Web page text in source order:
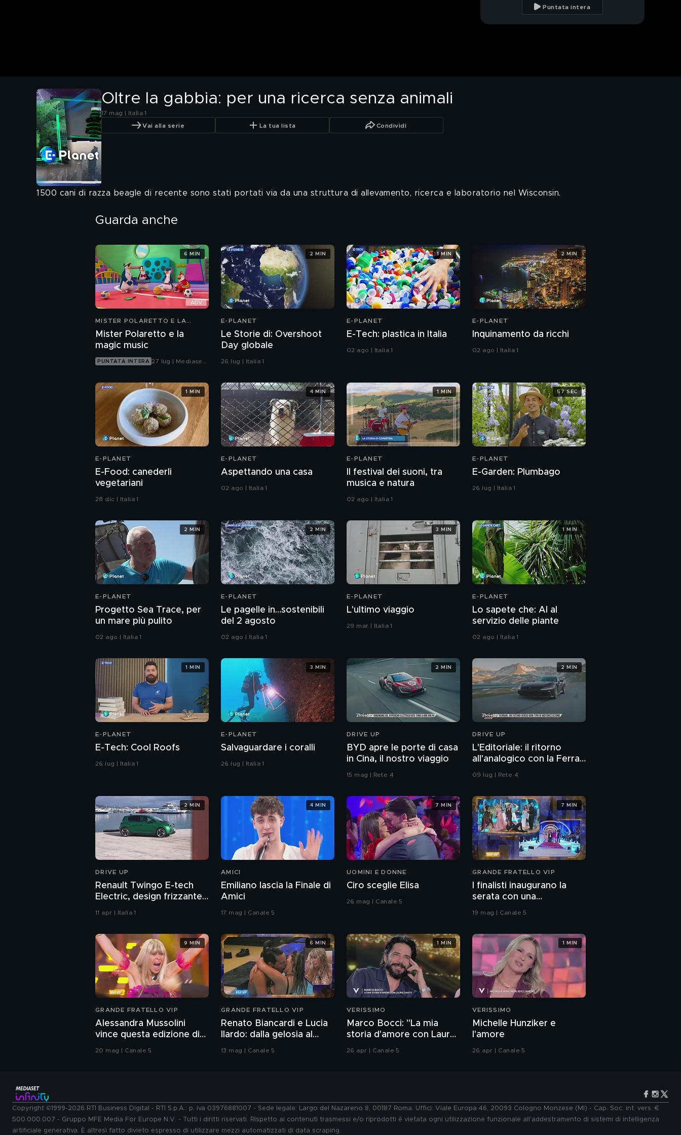
Puntata intera
Oltre la gabbia: per una ricerca senza animali
17 mag | Italia 1
Vai alla serie La tua lista Condividi
1500 cani di razza beagle di recente sono stati portati via da una struttura di allevamento, ricerca e laboratorio nel Wisconsin.
Guarda anche
MISTER POLARETTO E LA
Mister Polaretto e la
magic music
PUNTATA INTERA 27 lug | Mediaset
6 MIN
E-PLANET
Le Storie di: Overshoot
Day globale
26 lug | Italia 1
2 MIN
E-PLANET
E-Tech: plastica in Italia
02 ago | Italia 1
1 MIN
E-PLANET
Inquinamento da ricchi
02 ago | Italia 1
2 MIN
E-PLANET
E-Food: canederli
vegetariani
28 dic | Italia 1
1 MIN
E-PLANET
Aspettando una casa
02 ago | Italia 1
4 MIN
E-PLANET
Il festival dei suoni, tra
musica e natura
02 ago | Italia 1
1 MIN
E-PLANET
E-Garden: Plumbago
26 lug | Italia 1
57 SEC
E-PLANET
Progetto Sea Trace, per
un mare più pulito
02 ago | Italia 1
2 MIN
E-PLANET
Le pagelle in…sostenibili
del 2 agosto
02 ago | Italia 1
2 MIN
E-PLANET
L'ultimo viaggio
29 mar | Italia 1
3 MIN
E-PLANET
Lo sapete che: AI al
servizio delle piante
02 ago | Italia 1
1 MIN
E-PLANET
E-Tech: Cool Roofs
26 lug | Italia 1
1 MIN
E-PLANET
Salvaguardare i coralli
26 lug | Italia 1
3 MIN
DRIVE UP
BYD apre le porte di casa
in Cina, il nostro viaggio
15 mag | Rete 4
2 MIN
DRIVE UP
L'Editoriale: il ritorno
all'analogico con la Ferrari
12Cilindri Manuale
09 lug | Rete 4
2 MIN
DRIVE UP
Renault Twingo E-tech
Electric, design frizzante
e forme arrotondate
11 apr | Italia 1
2 MIN
AMICI
Emiliano lascia la Finale di
Amici
17 mag | Canale 5
4 MIN
UOMINI E DONNE
Ciro sceglie Elisa
26 mag | Canale 5
7 MIN
GRANDE FRATELLO VIP
I finalisti inaugurano la
serata con una
coreografia
19 mag | Canale 5
7 MIN
GRANDE FRATELLO VIP
Alessandra Mussolini
vince questa edizione di
Grande Fratello VIP
20 mag | Canale 5
9 MIN
GRANDE FRATELLO VIP
Renato Biancardi e Lucia
Ilardo: dalla gelosia al
13 mag | Canale 5
6 MIN
VERISSIMO
Marco Bocci: "La mia
storia d'amore con Laura
Chiatti"
26 apr | Canale 5
1 MIN
VERISSIMO
Michelle Hunziker e
l'amore
26 apr | Canale 5
1 MIN
Copyright ©1999-2026 RTI Business Digital - RTI S.p.A.: p. iva 03976881007 - Sede legale: Largo del Nazareno 8, 00187 Roma. Uffici: Viale Europa 46, 20093 Cologno Monzese (MI) - Cap. Soc. int. vers. €
500.000.007 - Gruppo MFE Media For Europe N.V. - Tutti i diritti riservati. Rispetto ai contenuti trasmessi e/o riprodotti è vietata ogni utilizzazione funzionale all'addestramento di sistemi di intelligenza
artificiale generativa. È altresì fatto divieto espresso di utilizzare mezzi automatizzati di data scraping.